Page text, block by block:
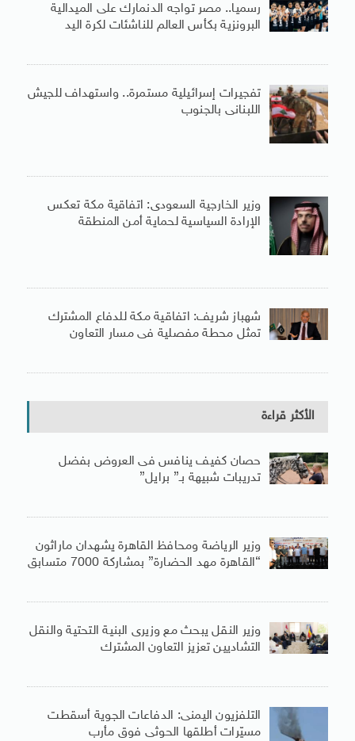
رسميا.. مصر تواجه الدنمارك على الميدالية
البرونزية بكأس العالم للناشئات لكرة اليد
تفجيرات إسرائيلية مستمرة.. واستهداف للجيش
اللبنانى بالجنوب
وزير الخارجية السعودى: اتفاقية مكة تعكس
الإرادة السياسية لحماية أمن المنطقة
شهباز شريف: اتفاقية مكة للدفاع المشترك
تمثل محطة مفصلية فى مسار التعاون
الأكثر قراءة
حصان كفيف ينافس فى العروض بفضل
تدريبات شبيهة بـ” برايل”
وزير الرياضة ومحافظ القاهرة يشهدان ماراثون
“القاهرة مهد الحضارة” بمشاركة 7000 متسابق
وزير النقل يبحث مع وزيرى البنية التحتية والنقل
التشاديين تعزيز التعاون المشترك
التلفزيون اليمنى: الدفاعات الجوية أسقطت
مسيّرات أطلقها الحوثى فوق مأرب